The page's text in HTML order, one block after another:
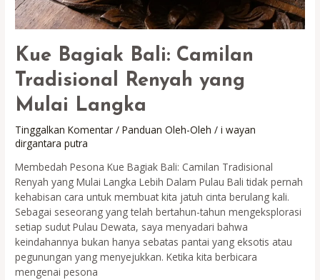
Kue Bagiak Bali: Camilan
Tradisional Renyah yang
Mulai Langka
Tinggalkan Komentar /Panduan Oleh-Oleh /i wayan
dirgantara putra
Membedah Pesona Kue Bagiak Bali: Camilan Tradisional
Renyah yang Mulai Langka Lebih Dalam Pulau Bali tidak pernah
kehabisan cara untuk membuat kita jatuh cinta berulang kali.
Sebagai seseorang yang telah bertahun-tahun mengeksplorasi
setiap sudut Pulau Dewata, saya menyadari bahwa
keindahannya bukan hanya sebatas pantai yang eksotis atau
pegunungan yang menyejukkan. Ketika kita berbicara
mengenai pesona